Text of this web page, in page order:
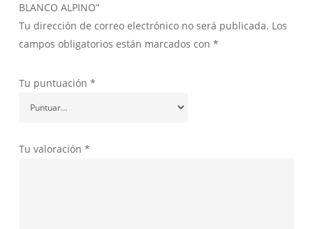
BLANCO ALPINO”
Tu dirección de correo electrónico no será publicada. Los
campos obligatorios están marcados con *
Tu puntuación *
Tu valoración *